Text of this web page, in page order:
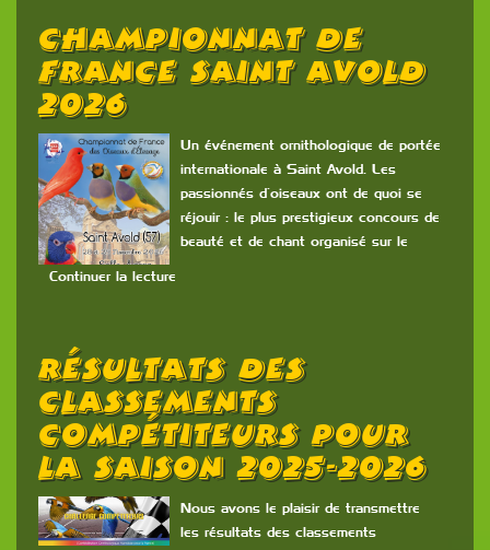
Championnat De
France Saint Avold
2026
Un événement ornithologique de portée
internationale à Saint Avold. Les
passionnés d’oiseaux ont de quoi se
réjouir : le plus prestigieux concours de
beauté et de chant organisé sur le
Continuer la lecture
Résultats Des
Classements
Compétiteurs Pour
La Saison 2025-2026
Nous avons le plaisir de transmettre
les résultats des classements